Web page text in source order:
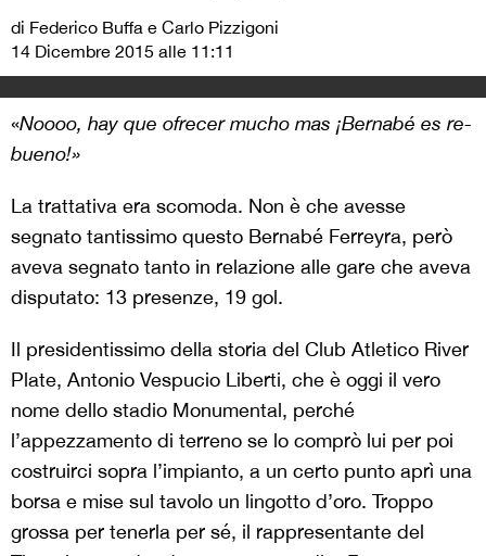
di Federico Buffa e Carlo Pizzigoni
14 Dicembre 2015 alle 11:11
«Noooo, hay que ofrecer mucho mas ¡Bernabé es re-
bueno!»
La trattativa era scomoda. Non è che avesse
segnato tantissimo questo Bernabé Ferreyra, però
aveva segnato tanto in relazione alle gare che aveva
disputato: 13 presenze, 19 gol.
Il presidentissimo della storia del Club Atletico River
Plate, Antonio Vespucio Liberti, che è oggi il vero
nome dello stadio Monumental, perché
l’appezzamento di terreno se lo comprò lui per poi
costruirci sopra l’impianto, a un certo punto aprì una
borsa e mise sul tavolo un lingotto d’oro. Troppo
grossa per tenerla per sé, il rappresentante del